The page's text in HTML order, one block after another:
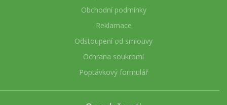
Obchodní podmínky
Reklamace
Odstoupení od smlouvy
Ochrana soukromí
Poptávkový formulář